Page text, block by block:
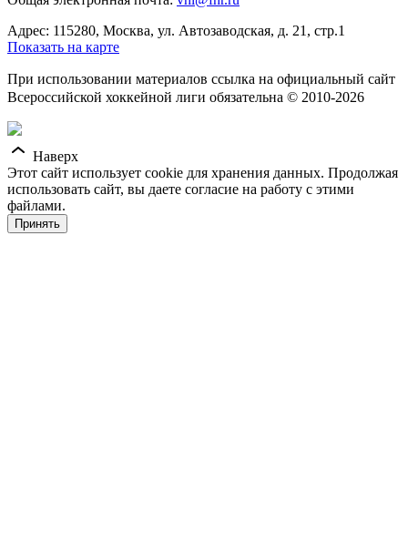
Адрес: 115280, Москва, ул. Автозаводская, д. 21, стр.1
Показать на карте
При использовании материалов ссылка на официальный сайт
Всероссийской хоккейной лиги обязательна © 2010-2026
Наверх
Этот сайт использует cookie для хранения данных. Продолжая
использовать сайт, вы даете согласие на работу с этими
файлами.
Принять